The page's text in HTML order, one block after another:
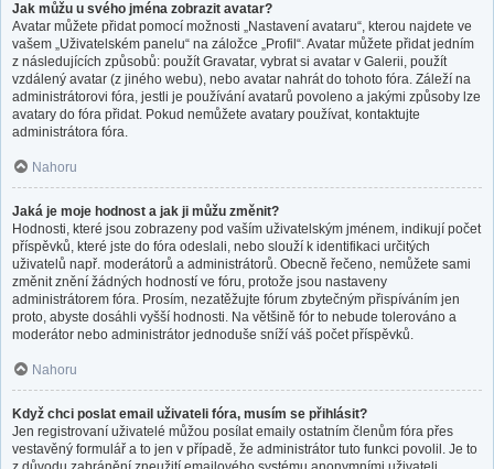
Jak můžu u svého jména zobrazit avatar?
Avatar můžete přidat pomocí možnosti „Nastavení avataru“, kterou najdete ve
vašem „Uživatelském panelu“ na záložce „Profil“. Avatar můžete přidat jedním
z následujících způsobů: použít Gravatar, vybrat si avatar v Galerii, použít
vzdálený avatar (z jiného webu), nebo avatar nahrát do tohoto fóra. Záleží na
administrátorovi fóra, jestli je používání avatarů povoleno a jakými způsoby lze
avatary do fóra přidat. Pokud nemůžete avatary používat, kontaktujte
administrátora fóra.
Nahoru
Jaká je moje hodnost a jak ji můžu změnit?
Hodnosti, které jsou zobrazeny pod vaším uživatelským jménem, indikují počet
příspěvků, které jste do fóra odeslali, nebo slouží k identifikaci určitých
uživatelů např. moderátorů a administrátorů. Obecně řečeno, nemůžete sami
změnit znění žádných hodností ve fóru, protože jsou nastaveny
administrátorem fóra. Prosím, nezatěžujte fórum zbytečným přispíváním jen
proto, abyste dosáhli vyšší hodnosti. Na většině fór to nebude tolerováno a
moderátor nebo administrátor jednoduše sníží váš počet příspěvků.
Nahoru
Když chci poslat email uživateli fóra, musím se přihlásit?
Jen registrovaní uživatelé můžou posílat emaily ostatním členům fóra přes
vestavěný formulář a to jen v případě, že administrátor tuto funkci povolil. Je to